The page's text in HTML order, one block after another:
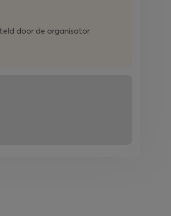
door de organisator.